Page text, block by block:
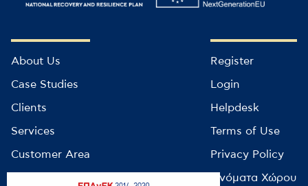
About Us
Case Studies
Clients
Services
Customer Area
Register
Login
Helpdesk
Terms of Use
Privacy Policy
Ονόματα Χώρου